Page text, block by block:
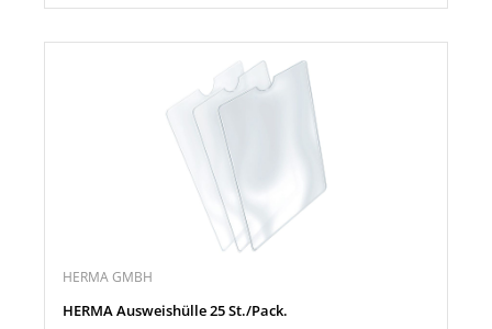
HERMA GMBH
HERMA Ausweishülle 25 St./Pack.